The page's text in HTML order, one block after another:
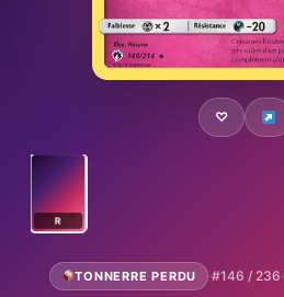
♡
R
TONNERRE PERDU ·#146 / 236·